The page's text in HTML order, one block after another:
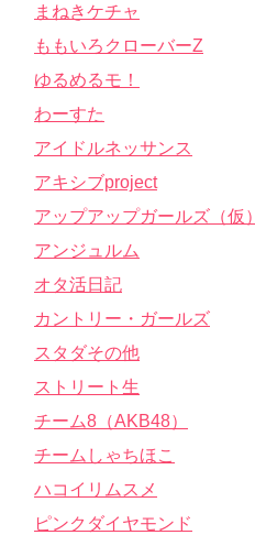
まねきケチャ
ももいろクローバーZ
ゆるめるモ！
わーすた
アイドルネッサンス
アキシブproject
アップアップガールズ（仮）
アンジュルム
オタ活日記
カントリー・ガールズ
スタダその他
ストリート生
チーム8（AKB48）
チームしゃちほこ
ハコイリムスメ
ピンクダイヤモンド